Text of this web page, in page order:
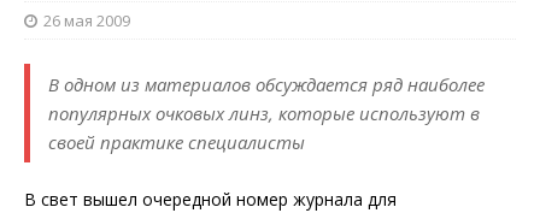
26 мая 2009
В одном из материалов обсуждается ряд наиболее
популярных очковых линз, которые используют в
своей практике специалисты
В свет вышел очередной номер журнала для